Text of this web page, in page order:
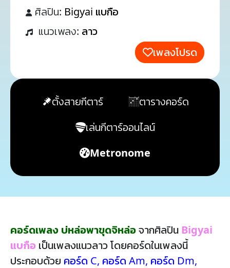
ศิลปิน: Bigyai แบกือ
แนวเพลง: ลาว
เพลงโปรด
ตั้งสายกีตาร์
ตารางคอร์ด
เล่นกีตาร์ออนไลน์
Metronome
คอร์ดเพลง บ่หล่อพาขุดจิหล่อจากศิลปิน Bigyai
แบกือ เป็นเพลงแนวลาว โดยคอร์ดในเพลงนี้
ประกอบด้วย คอร์ด C, คอร์ด Am, คอร์ด Dm,